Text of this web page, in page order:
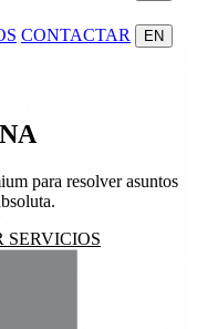
CONTACTAR EN
para resolver asuntos
SERVICIOS